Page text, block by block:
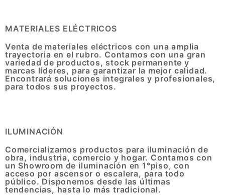
MATERIALES ELÉCTRICOS
Venta de materiales eléctricos con una amplia
trayectoria en el rubro. Contamos con una gran
variedad de productos, stock permanente y
marcas líderes, para garantizar la mejor calidad.
Encontrará soluciones integrales y profesionales,
para todos sus proyectos.
ILUMINACIÓN
Comercializamos productos para iluminación de
obra, industria, comercio y hogar. Contamos con
un Showroom de iluminación en 1°piso, con
acceso por ascensor o escalera, para todo
público. Disponemos desde las últimas
tendencias, hasta lo más tradicional.